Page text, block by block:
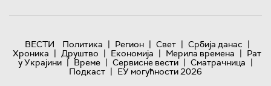
ВЕСТИ Политика | Регион | Свет | Србија данас |
Хроника | Друштво | Економија | Мерила времена | Рат
у Украјини | Време | Сервисне вести | Сматрачница |
Подкаст | ЕУ могућности 2026